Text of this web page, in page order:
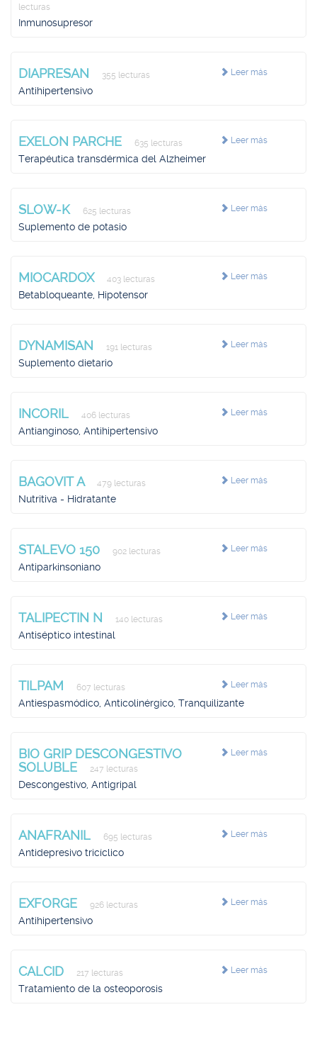
lecturas
Inmunosupresor
Leer más
DIAPRESAN 355 lecturas
Antihipertensivo
Leer más
EXELON PARCHE 635 lecturas
Terapéutica transdérmica del Alzheimer
Leer más
SLOW-K 625 lecturas
Suplemento de potasio
Leer más
MIOCARDOX 403 lecturas
Betabloqueante, Hipotensor
Leer más
DYNAMISAN 191 lecturas
Suplemento dietario
Leer más
INCORIL 406 lecturas
Antianginoso, Antihipertensivo
Leer más
BAGOVIT A 479 lecturas
Nutritiva - Hidratante
Leer más
STALEVO 150 902 lecturas
Antiparkinsoniano
Leer más
TALIPECTIN N 140 lecturas
Antiséptico intestinal
Leer más
TILPAM 607 lecturas
Antiespasmódico, Anticolinérgico, Tranquilizante
Leer más
BIO GRIP DESCONGESTIVO
SOLUBLE
247 lecturas
Descongestivo, Antigripal
Leer más
ANAFRANIL 695 lecturas
Antidepresivo tricíclico
Leer más
EXFORGE 926 lecturas
Antihipertensivo
Leer más
CALCID 217 lecturas
Tratamiento de la osteoporosis